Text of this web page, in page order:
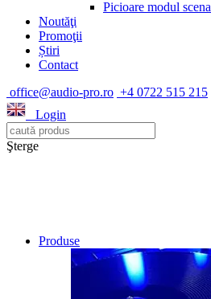
Picioare modul scena
Noutăţi
Promoţii
Știri
Contact
office@audio-pro.ro +4 0722 515 215
Login
Şterge
Produse